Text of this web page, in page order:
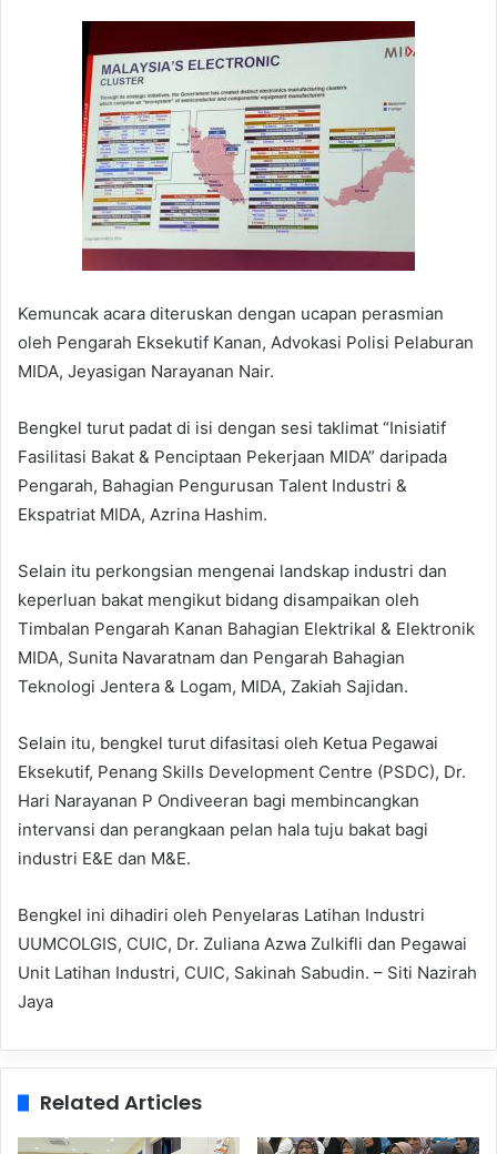
Kemuncak acara diteruskan dengan ucapan perasmian
oleh Pengarah Eksekutif Kanan, Advokasi Polisi Pelaburan
MIDA, Jeyasigan Narayanan Nair.
Bengkel turut padat di isi dengan sesi taklimat “Inisiatif
Fasilitasi Bakat & Penciptaan Pekerjaan MIDA” daripada
Pengarah, Bahagian Pengurusan Talent Industri &
Ekspatriat MIDA, Azrina Hashim.
Selain itu perkongsian mengenai landskap industri dan
keperluan bakat mengikut bidang disampaikan oleh
Timbalan Pengarah Kanan Bahagian Elektrikal & Elektronik
MIDA, Sunita Navaratnam dan Pengarah Bahagian
Teknologi Jentera & Logam, MIDA, Zakiah Sajidan.
Selain itu, bengkel turut difasitasi oleh Ketua Pegawai
Eksekutif, Penang Skills Development Centre (PSDC), Dr.
Hari Narayanan P Ondiveeran bagi membincangkan
intervansi dan perangkaan pelan hala tuju bakat bagi
industri E&E dan M&E.
Bengkel ini dihadiri oleh Penyelaras Latihan Industri
UUMCOLGIS, CUIC, Dr. Zuliana Azwa Zulkifli dan Pegawai
Unit Latihan Industri, CUIC, Sakinah Sabudin. – Siti Nazirah
Jaya
Related Articles